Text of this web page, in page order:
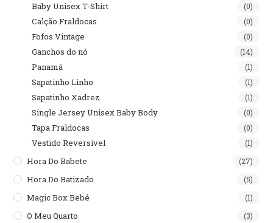
Baby Unisex T-Shirt (0)
Calção Fraldocas (0)
Fofos Vintage (0)
Ganchos do nó (14)
Panamá (1)
Sapatinho Linho (1)
Sapatinho Xadrez (1)
Single Jersey Unisex Baby Body (0)
Tapa Fraldocas (0)
Vestido Reversível (1)
Hora Do Babete (27)
Hora Do Batizado (5)
Magic Box Bebé (1)
O Meu Quarto (3)